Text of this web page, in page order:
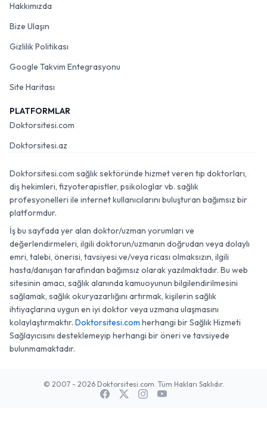
Hakkımızda
Bize Ulaşın
Gizlilik Politikası
Google Takvim Entegrasyonu
Site Haritası
PLATFORMLAR
Doktorsitesi.com
Doktorsitesi.az
Doktorsitesi.com sağlık sektöründe hizmet veren tıp doktorları,
diş hekimleri, fizyoterapistler, psikologlar vb. sağlık
profesyonelleri ile internet kullanıcılarını buluşturan bağımsız bir
platformdur.
İş bu sayfada yer alan doktor/uzman yorumları ve
değerlendirmeleri, ilgili doktorun/uzmanın doğrudan veya dolaylı
emri, talebi, önerisi, tavsiyesi ve/veya ricası olmaksızın, ilgili
hasta/danışan tarafından bağımsız olarak yazılmaktadır. Bu web
sitesinin amacı, sağlık alanında kamuoyunun bilgilendirilmesini
sağlamak, sağlık okuryazarlığını artırmak, kişilerin sağlık
ihtiyaçlarına uygun en iyi doktor veya uzmana ulaşmasını
kolaylaştırmaktır. Doktorsitesi.com herhangi bir Sağlık Hizmeti
Sağlayıcısını desteklemeyip herhangi bir öneri ve tavsiyede
bulunmamaktadır.
© 2007 - 2026 Doktorsitesi.com. Tüm Hakları Saklıdır.